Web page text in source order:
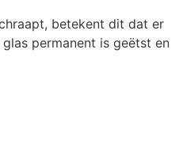
betekent dit dat er
permanent is geëtst en